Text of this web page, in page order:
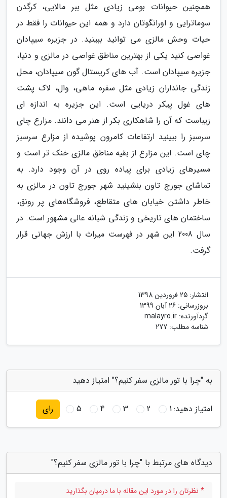
همچنین حیوانات بومی زیادی مثل ببر مالایی، کرگدن
سوماترایی و اورانگوتان دارد و همه این حیوانات را فقط در
حیات وحش مالزی می توانید ببینید. در جزیره سیپادان
غواصی کنید یکی از بهترین مناطق غواصی در مالزی و دنیا،
جزیره سیپادان است. آب های کریستال گون سیپادان، محل
زندگی جانداران زیادی مثل سفره ماهی، وال، لاک پشت
های غول پیکر دریایی است. این جزیره به اندازه ای
زیباست که آن را شاهکاری بکر از هنر می دانند. مزارع چای
سرسبز را ببینید ارتفاعات کامرون پوشیده از مزارع سرسبز
چای است. این مزارع از بقیه مناطق مالزی خنک ‌تر است و
مسیرهای زیادی برای پیاده روی در آن وجود دارد. به
تماشای جورج تاون بنشینید شهر جورج تاون در مالزی به
خاطر داشتن خیابان ‌های متقاطع، فروشگاه‌های پر رونق،
ساختمان‌ های تاریخی و زندگی شبانه عالی مشهور است. در
سال 2008 این شهر در فهرست میراث با ارزش جهانی قرار
گرفت.
انتشار: 25 فروردین 1398
بروزرسانی: 26 آبان 1399
گردآورنده: malayro.ir
شناسه مطلب: 277
به "چرا با تور مالزی سفر کنیم؟" امتیاز دهید
امتیاز دهید:1
2
3
4
5 رای
دیدگاه های مرتبط با "چرا با تور مالزی سفر کنیم؟"
* نظرتان را در مورد این مقاله با ما درمیان بگذارید